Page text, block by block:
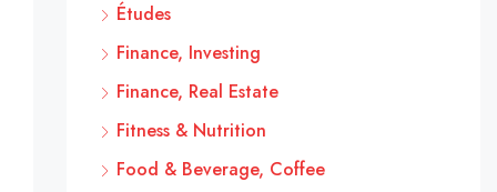
Études
Finance, Investing
Finance, Real Estate
Fitness & Nutrition
Food & Beverage, Coffee